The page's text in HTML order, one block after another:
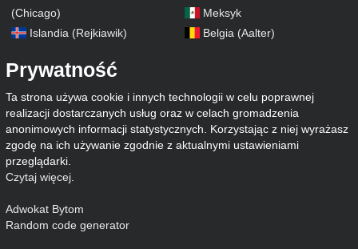
(Chicago)
Islandia (Rejkiawik)
Meksyk
Belgia (Aalter)
Prywatność
Ta strona używa cookie i innych technologii w celu poprawnej
realizacji dostarczanych usług oraz w celach gromadzenia
anonimowych informacji statystycznych. Korzystając z niej wyrażasz
zgodę na ich używanie zgodnie z aktualnymi ustawieniami
przeglądarki.
Czytaj więcej
Adwokat Bytom
Random code generator